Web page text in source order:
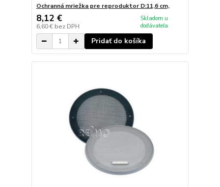
Ochranná mriežka pre reproduktor D:11,6 cm,
8,12 €
6,60 € bez DPH
Skladom u
dodávateľa
Pridať do košíka